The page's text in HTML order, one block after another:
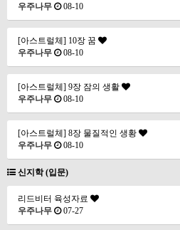
우주나무
08-10
[아스트럴체] 10장 꿈
우주나무
08-10
[아스트럴체] 9장 잠의 생활
우주나무
08-10
[아스트럴체] 8장 물질적인 생황
우주나무
08-10
신지학 (입문)
리드비터 육성자료
우주나무
07-27